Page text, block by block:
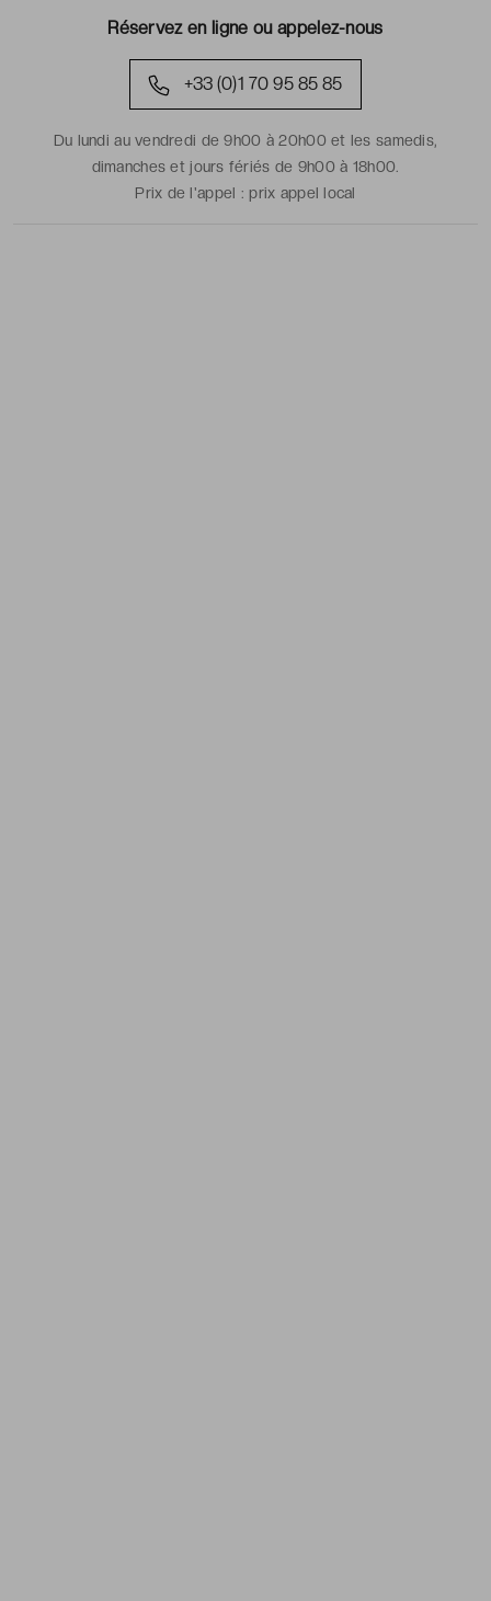
Réservez en ligne ou appelez-nous
+33 (0)1 70 95 85 85
Du lundi au vendredi de 9h00 à 20h00 et les samedis,
dimanches et jours fériés de 9h00 à 18h00.
Prix de l'appel :prix appel local